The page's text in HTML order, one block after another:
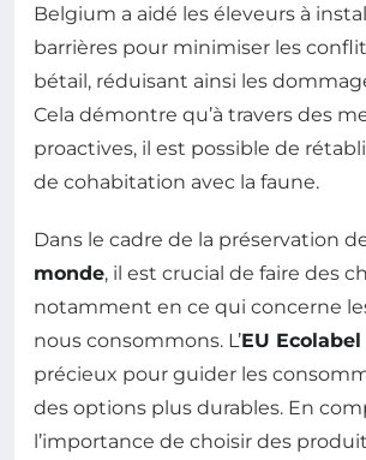
Belgium a aidé les éleveurs à
barrières pour minimiser les
bétail, réduisant ainsi les
Cela démontre qu’à travers des
proactives, il est possible de
de cohabitation avec la faune.
Dans le cadre de la préservation
monde, il est crucial de faire des
notamment en ce qui concerne
nous consommons. L’EU Ecolabel
précieux pour guider les
des options plus durables. En
l’importance de choisir des